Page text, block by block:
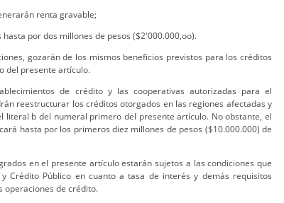
renta gravable;
por dos millones de pesos ($2'000.000,oo).
gozarán de los mismos beneficios previstos para los créditos
del presente artículo.
de crédito y las cooperativas autorizadas para el
reestructurar los créditos otorgados en las regiones afectadas y
literal b del numeral primero del presente artículo. No obstante, el
hasta por los primeros diez millones de pesos ($10.000.000) de
en el presente artículo estarán sujetos a las condiciones que
Crédito Público en cuanto a tasa de interés y demás requisitos
operaciones de crédito.